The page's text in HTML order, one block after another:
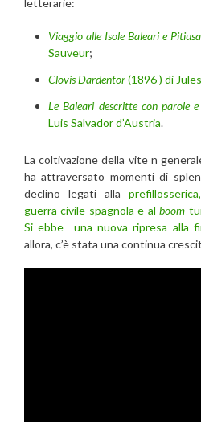
letterarie:
Viaggio alle Isole Baleari e
Sauveur;
Clovis Dardentor(1896 ) di
Le Baleari descritte con parole e
Luis Salvador d’Austria.
La coltivazione della vite n
ha attraversato momenti di
declino legati alla
guerra civile spagnola e alboom
Si ebbe una nuova ripresa alla
allora, c’è stata una continua